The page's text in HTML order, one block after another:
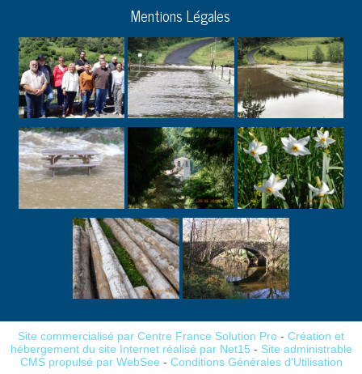
Mentions Légales
Site commercialisé par Centre France Solution Pro - Création et
hébergement du site Internet réalisé par Net15 - Site administrable
CMS propulsé par WebSee - Conditions Générales d'Utilisation